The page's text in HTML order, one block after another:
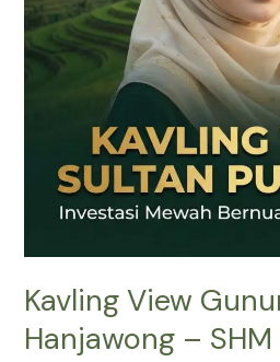
Kavling View
Hanjawong – SHM
Sertifikat
Puncak